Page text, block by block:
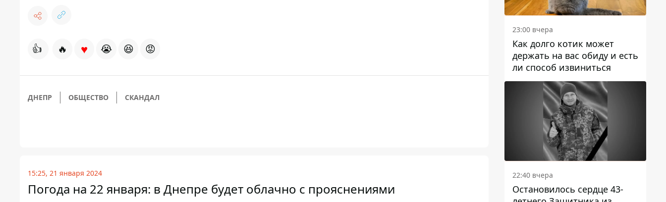
👍 🔥 ♥ 😭 😆 😡
ДНЕПР ОБЩЕСТВО СКАНДАЛ
15:25, 21 января 2024
Погода на 22 января: в Днепре будет облачно с прояснениями
23:00 вчера
Как долго котик может
держать на вас обиду и есть
ли способ извиниться
22:40 вчера
Остановилось сердце 43-